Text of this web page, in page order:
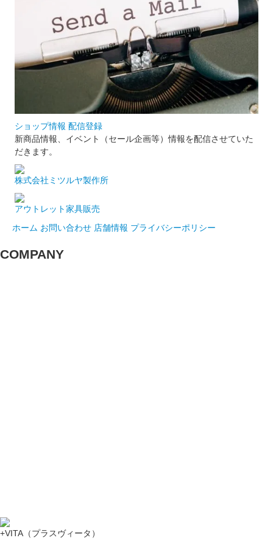
ショップ情報 配信登録
新商品情報、イベント（セール企画等）情報を配信させていた
だきます。
株式会社ミツルヤ製作所
アウトレット家具販売
ホーム お問い合わせ 店舗情報 プライバシーポリシー
COMPANY
+VITA（プラスヴィータ）